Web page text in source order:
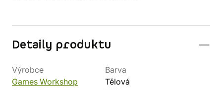
Detaily produktu
Výrobce
Games Workshop
Barva
Tělová